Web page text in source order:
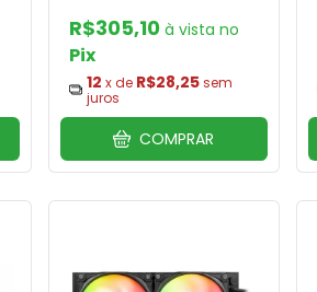
R$305,10
Pix
12 x de R$28,25 sem
juros
COMPRAR